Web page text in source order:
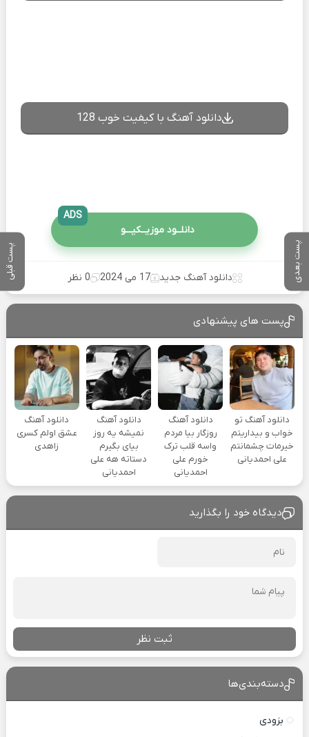
پست بعدی پست قبلی
دانلود آهنگ با کیفیت خوب 128
دانلــود موزیــکیـــو
ADS
دانلود آهنگ جدید 17 می 2024 0 نظر
پست های پیشنهادی
دانلود آهنگ تو
خواب و بیداریتم
خیرمات چشمانتم
علی احمدیانی
دانلود آهنگ
روزگار بیا مردم
واسه قلب ترک
خورم علی
احمدیانی
دانلود آهنگ
نمیشه یه روز
بیای بگیرم
دستاته هه علی
احمدیانی
دانلود آهنگ
عشق اولم کسری
زاهدی
دیدگاه خود را بگذارید
ثبت نظر
دسته‌بندی‌ها
بزودی